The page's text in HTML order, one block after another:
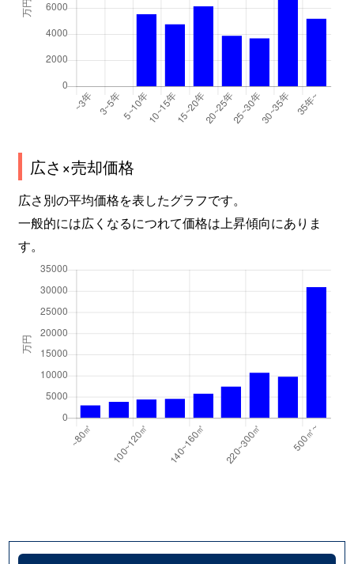
広さ×売却価格
広さ別の平均価格を表したグラフです。
一般的には広くなるにつれて価格は上昇傾向にありま
す。